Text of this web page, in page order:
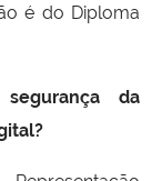
é do Diploma
da